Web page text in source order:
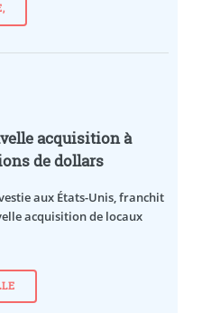
acquisition à
de dollars
aux États-Unis, franchit
acquisition de locaux